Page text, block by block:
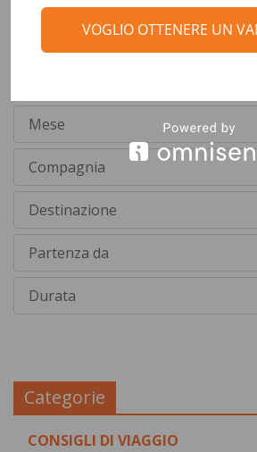
Categorie
CONSIGLI DI VIAGGIO
VOGLIO OTTENERE UN